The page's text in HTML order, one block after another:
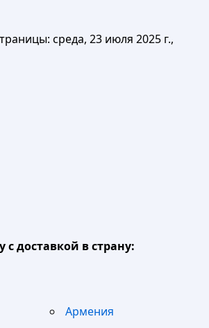
среда, 23 июля 2025 г.,
с доставкой в страну:
Армения